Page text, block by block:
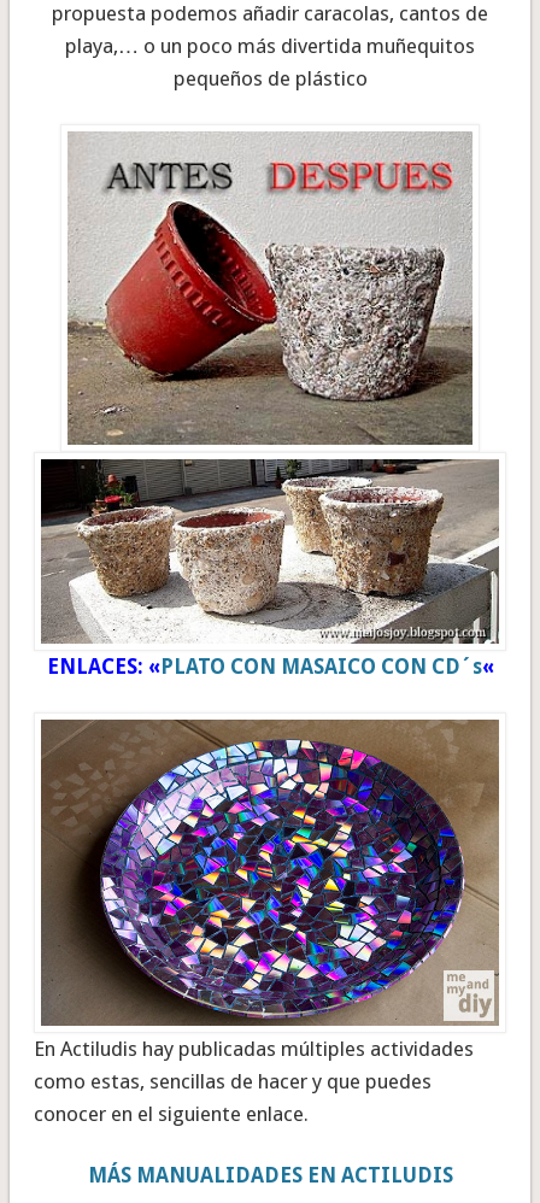
propuesta podemos añadir caracolas, cantos de
playa,… o un poco más divertida muñequitos
pequeños de plástico
ENLACES: «PLATO CON MASAICO CON CD´s«
En Actiludis hay publicadas múltiples actividades
como estas, sencillas de hacer y que puedes
conocer en el siguiente enlace.
MÁS MANUALIDADES EN ACTILUDIS